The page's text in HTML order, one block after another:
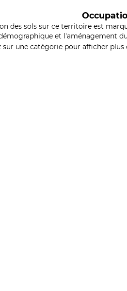
des sols sur ce territoire est
et l'aménagement
sur une catégorie pour afficher plus